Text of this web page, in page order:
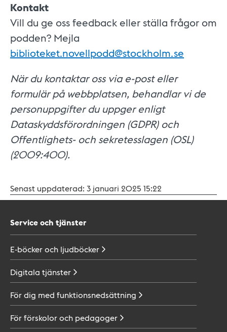
Kontakt
Vill du ge oss feedback eller ställa frågor om
podden? Mejla
biblioteket.novellpodd@stockholm.se
När du kontaktar oss via e-post eller
formulär på webbplatsen, behandlar vi de
personuppgifter du uppger enligt
Dataskyddsförordningen (GDPR) och
Offentlighets- och sekretesslagen (OSL)
(2009:400).
Senast uppdaterad: 3 januari 2025 15:22
Service och tjänster
E-böcker och ljudböcker
Digitala tjänster
För dig med funktionsnedsättning
För förskolor och pedagoger